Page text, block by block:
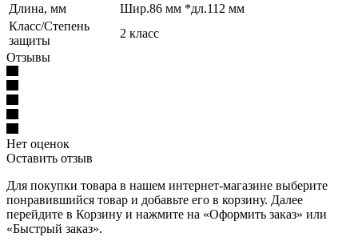
Длина, мм
Шир.86 мм *дл.112 мм
Класс/Степень
защиты
2 класс
Отзывы
Нет оценок
Оставить отзыв
Для покупки товара в нашем интернет-магазине выберите
понравившийся товар и добавьте его в корзину. Далее
перейдите в Корзину и нажмите на «Оформить заказ» или
«Быстрый заказ».